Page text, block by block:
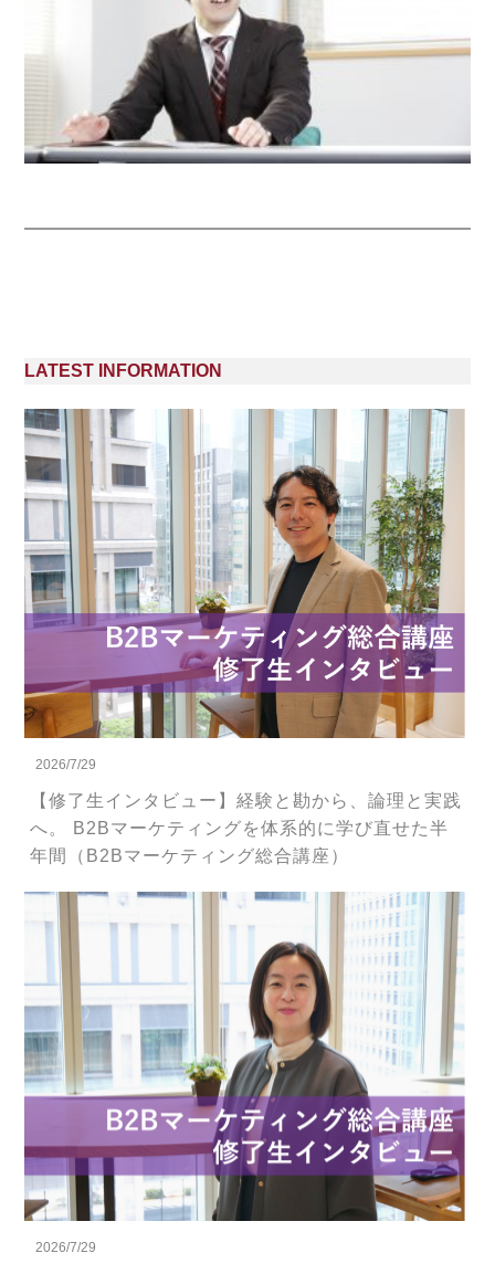
LATEST INFORMATION
2026/7/29
【修了生インタビュー】経験と勘から、論理と実践
へ。 B2Bマーケティングを体系的に学び直せた半
年間（B2Bマーケティング総合講座）
2026/7/29